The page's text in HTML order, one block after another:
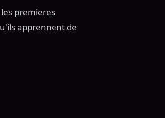
premieres
apprennent de